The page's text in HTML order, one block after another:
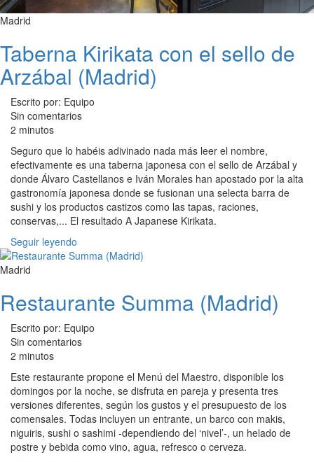
Madrid
Taberna Kirikata con el sello de
Arzábal (Madrid)
Escrito por: Equipo
Sin comentarios
2 minutos
Seguro que lo habéis adivinado nada más leer el nombre,
efectivamente es una taberna japonesa con el sello de Arzábal y
donde Álvaro Castellanos e Iván Morales han apostado por la alta
gastronomía japonesa donde se fusionan una selecta barra de
sushi y los productos castizos como las tapas, raciones,
conservas,... El resultado A Japanese Kirikata.
Seguir leyendo
Madrid
Restaurante Summa (Madrid)
Escrito por: Equipo
Sin comentarios
2 minutos
Este restaurante propone el Menú del Maestro, disponible los
domingos por la noche, se disfruta en pareja y presenta tres
versiones diferentes, según los gustos y el presupuesto de los
comensales. Todas incluyen un entrante, un barco con makis,
niguiris, sushi o sashimi -dependiendo del ‘nivel’-, un helado de
postre y bebida como vino, agua, refresco o cerveza.